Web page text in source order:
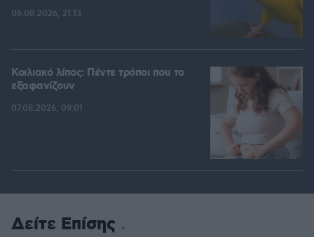
06.08.2026, 21:13
Κοιλιακό λίπος: Πέντε τρόποι που το
εξαφανίζουν
07.08.2026, 09:01
Δείτε Επίσης